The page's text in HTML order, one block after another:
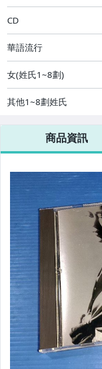
CD
華語流行
女(姓氏1~8劃)
其他1~8劃姓氏
商品資訊